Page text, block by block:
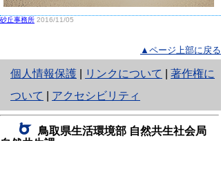
砂丘事務所 2016/11/05
▲ページ上部に戻る
個人情報保護
と
り
ネ
ッ
リンクについて
著作権に
ついて
アクセシビリティ
鳥取県生活環境部 自然共生社会局
自然共生課